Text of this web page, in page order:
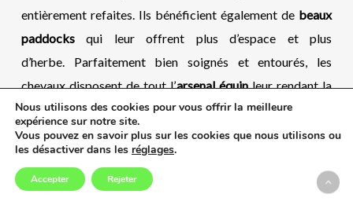
entièrement refaites. Ils bénéficient également de beaux
paddocksqui leur offrent plus d’espace et plus
d’herbe. Parfaitement bien soignés et entourés, les
chevaux disposent de tout l’arsenal équinleur rendant la
vie aussi belle que possible : alimentation individualisée,
chauffage, ventilateurs, solarium, massages, séances
d’ostéopathie, et même vacances au Cap Ferré !
Nous utilisons des cookies pour vous offrir la meilleure
expérience sur notre site.
Vous pouvez en savoir plus sur les cookies que nous utilisons ou
les désactiver dans les réglages.
Accepter Rejeter